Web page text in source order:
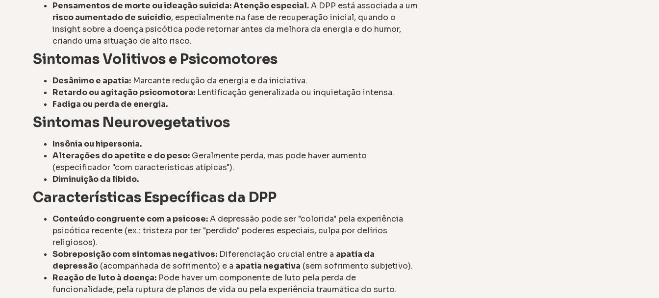
Pensamentos de morte ou ideação suicida: Atenção especial.A DPP está associada a um
risco aumentado de suicídio, especialmente na fase de recuperação inicial, quando o
insight sobre a doença psicótica pode retornar antes da melhora da energia e do humor,
criando uma situação de alto risco.
Sintomas Volitivos e Psicomotores
Desânimo e apatia: Marcante redução da energia e da iniciativa.
Retardo ou agitação psicomotora: Lentificação generalizada ou inquietação intensa.
Fadiga ou perda de energia.
Sintomas Neurovegetativos
Insônia ou hipersonia.
Alterações do apetite e do peso: Geralmente perda, mas pode haver aumento
(especificador "com características atípicas").
Diminuição da libido.
Características Específicas da DPP
Conteúdo congruente com a psicose:A depressão pode ser "colorida" pela experiência
psicótica recente (ex.: tristeza por ter "perdido" poderes especiais, culpa por delírios
religiosos).
Sobreposição com sintomas negativos: Diferenciação crucial entre a apatia da
depressão (acompanhada de sofrimento) e a apatia negativa (sem sofrimento subjetivo).
Reação de luto à doença: Pode haver um componente de luto pela perda de
funcionalidade, pela ruptura de planos de vida ou pela experiência traumática do surto.